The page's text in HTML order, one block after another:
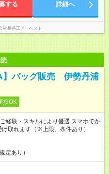
する 詳細へ
社長谷工アーベスト
】バッグ販売 伊勢丹浦
接OK
験・スキルにより優遇 スマホでか
取れます（※上限、条件あり）
定あり）